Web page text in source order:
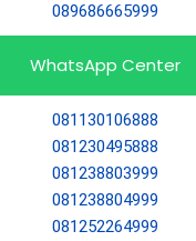
089686665999
WhatsApp Center
081130106888
081230495888
081238803999
081238804999
081252264999